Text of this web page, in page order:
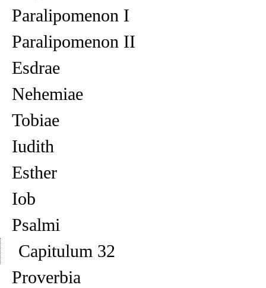
Paralipomenon I
Paralipomenon II
Esdrae
Nehemiae
Tobiae
Iudith
Esther
Iob
Psalmi
Capitulum 32
Proverbia